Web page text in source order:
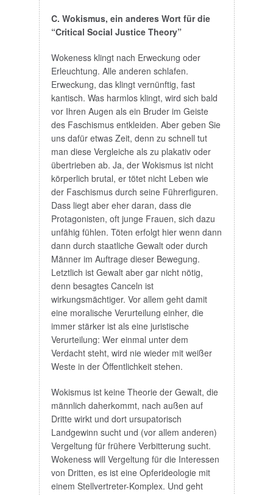
C. Wokismus, ein anderes Wort für die
“Critical Social Justice Theory”
Wokeness klingt nach Erweckung oder
Erleuchtung. Alle anderen schlafen.
Erweckung, das klingt vernünftig, fast
kantisch. Was harmlos klingt, wird sich bald
vor Ihren Augen als ein Bruder im Geiste
des Faschismus entkleiden. Aber geben Sie
uns dafür etwas Zeit, denn zu schnell tut
man diese Vergleiche als zu plakativ oder
übertrieben ab. Ja, der Wokismus ist nicht
körperlich brutal, er tötet nicht Leben wie
der Faschismus durch seine Führerfiguren.
Dass liegt aber eher daran, dass die
Protagonisten, oft junge Frauen, sich dazu
unfähig fühlen. Töten erfolgt hier wenn dann
dann durch staatliche Gewalt oder durch
Männer im Auftrage dieser Bewegung.
Letztlich ist Gewalt aber gar nicht nötig,
denn besagtes Canceln ist
wirkungsmächtiger. Vor allem geht damit
eine moralische Verurteilung einher, die
immer stärker ist als eine juristische
Verurteilung: Wer einmal unter dem
Verdacht steht, wird nie wieder mit weißer
Weste in der Öffentlichkeit stehen.
Wokismus ist keine Theorie der Gewalt, die
männlich daherkommt, nach außen auf
Dritte wirkt und dort ursupatorisch
Landgewinn sucht und (vor allem anderen)
Vergeltung für frühere Verbitterung sucht.
Wokeness will Vergeltung für die Interessen
von Dritten, es ist eine Opferideologie mit
einem Stellvertreter-Komplex. Und geht